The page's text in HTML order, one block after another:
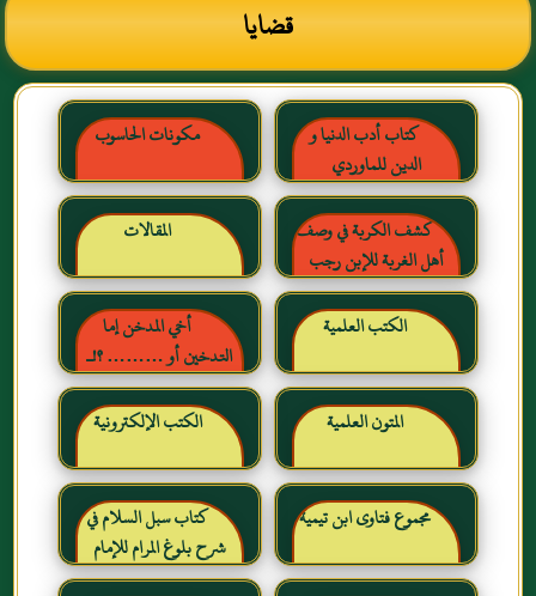
قضايا
كتاب أدب الدنيا و
الدين للماوردي
مكونات الحاسوب
كشف الكربة في وصف
أهل الغربة للإبن رجب
الحنبلي رحمه الله
المقالات
الكتب العلمية
أخي المدخن إما
التدخين أو ……… ؟!ـ
حقائق وأرقام ناطقة ، لكن
لا يسمعها المدخنون حرره
خالد بن عبد الرحمن بن حمد
الشايع
المتون العلمية الكتب الإلكترونية
مجموع فتاوى ابن تيمية
كتاب سبل السلام في
شرح بلوغ المرام للإمام
الصنعاني رحمه الله